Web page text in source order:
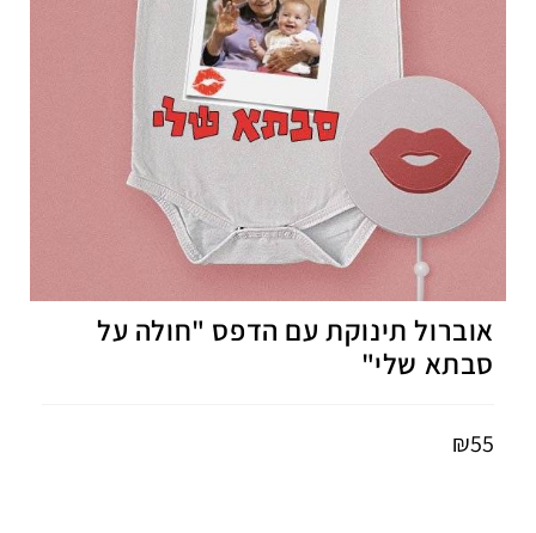
אוברול תינוקת עם הדפס "חולה על
סבתא שלי"
₪55